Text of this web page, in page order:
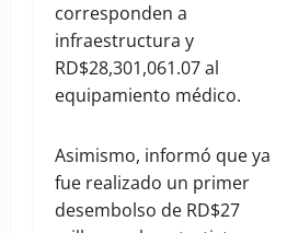
corresponden a
infraestructura y
RD$28,301,061.07 al
equipamiento médico.
Asimismo, informó que ya
fue realizado un primer
desembolso de RD$27